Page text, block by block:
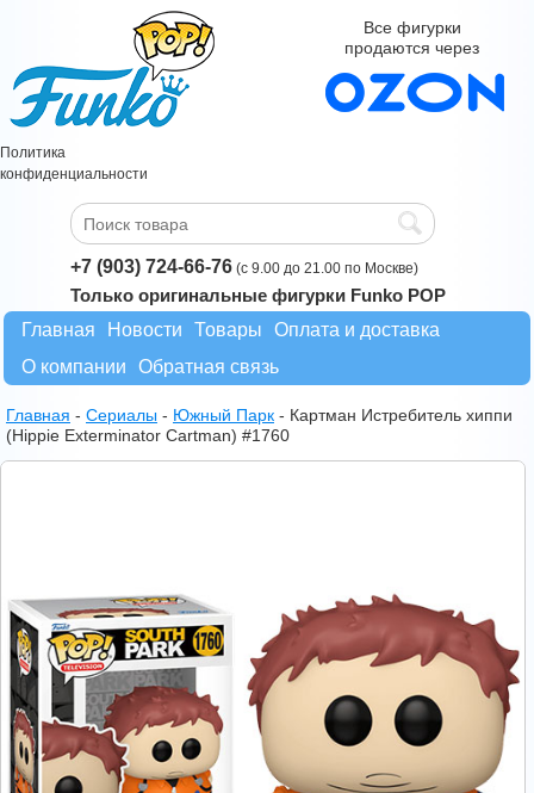
Политика
конфиденциальности
Все фигурки
продаются через
+7 (903) 724-66-76 (с 9.00 до 21.00 по Москве)
Только оригинальные фигурки Funko POP
Главная
Новости Товары
Оплата и доставка
О компании
Обратная связь
Главная - Сериалы - Южный Парк - Картман Истребитель хиппи
(Hippie Exterminator Cartman) #1760